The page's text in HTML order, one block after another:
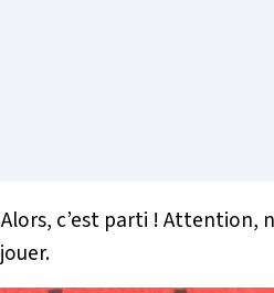
c’est parti ! Attention,